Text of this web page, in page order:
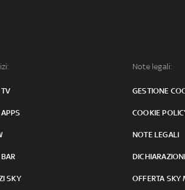
SKY
Note legali:
GESTIONE
COOKIE
NOTE LEGALI
OFFERTA SKY